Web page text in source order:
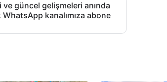
ve güncel gelişmeleri anında
kanalımıza abone